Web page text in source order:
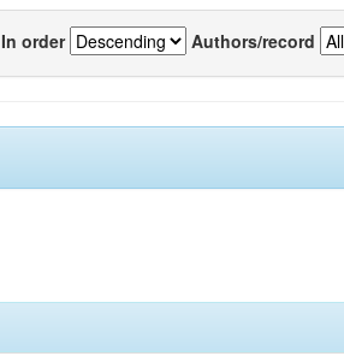
In order Authors/record